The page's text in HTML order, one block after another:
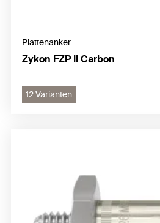
Plattenanker
Zykon FZP II Carbon
12 Varianten